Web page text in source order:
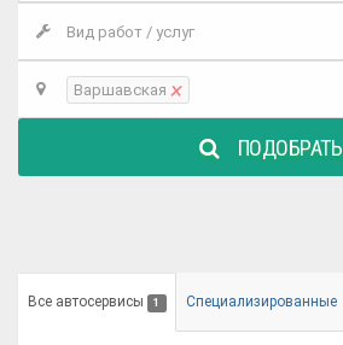
Вид работ / услуг
Варшавская ×
ПОДОБРАТЬ
Все автосервисы 1 Специализированные